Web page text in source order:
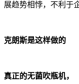
展趋势相悖，不利于
克朗斯是这样做的
真正的无菌吹瓶机，